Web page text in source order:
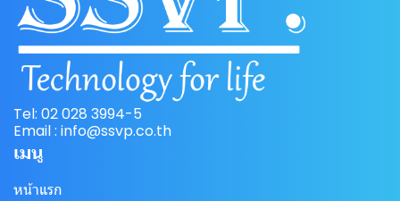
Tel: 02 028 3994-5
Email : info@ssvp.co.th
เมนู
หน้าแรก